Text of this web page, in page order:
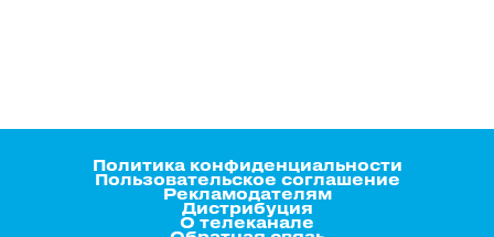
Политика конфиденциальности
Пользовательское соглашение
Рекламодателям
Дистрибуция
О телеканале